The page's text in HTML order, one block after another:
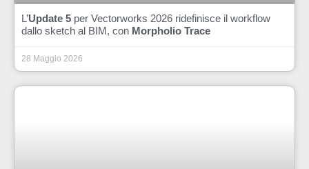
L’Update 5 per Vectorworks 2026 ridefinisce il workflow
dallo sketch al BIM, con Morpholio Trace
28 Maggio 2026